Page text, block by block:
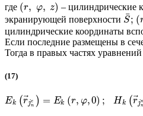
где (r, φ, z) – цилиндрические
экранирующей поверхности S
¯; (
цилиндрические координаты
Если последние размещены в
Тогда в правых частях
(17)
Ek (r⃗je
n
) = Ek (r, φ,0) ; Hk (r⃗jn